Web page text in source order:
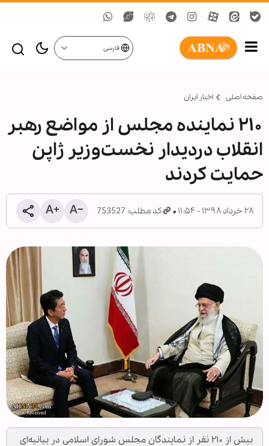
فارسی
صفحه اصلی اخبار ایران
۲۱۰ نماینده مجلس از مواضع رهبر
انقلاب دردیدار نخست‌وزیر ژاپن
حمایت کردند
۲۸ خرداد ۱۳۹۸ - ۱۱:۵۴ کد مطلب: 753527
بیش از ۲۱۰ نفر از نمایندگان مجلس شورای اسلامی در بیانیه‌ای